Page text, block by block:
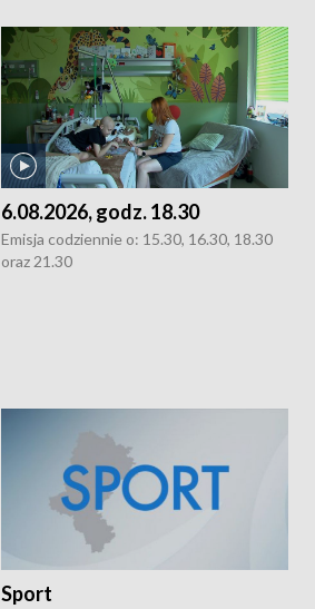
6.08.2026, godz. 18.30
Emisja codziennie o: 15.30, 16.30, 18.30
oraz 21.30
Sport